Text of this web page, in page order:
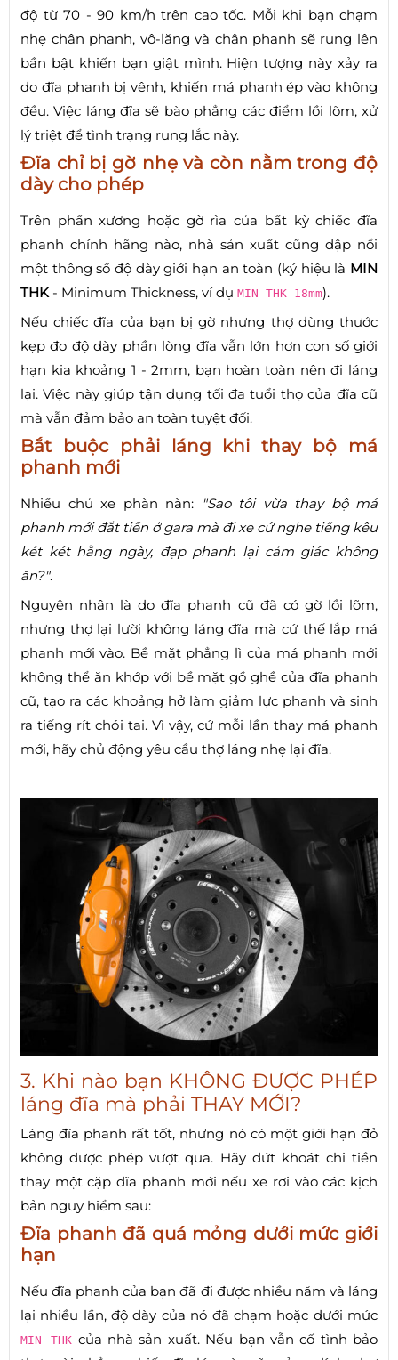
độ từ 70 - 90 km/h trên cao tốc. Mỗi khi bạn chạm
nhẹ chân phanh, vô-lăng và chân phanh sẽ rung lên
bần bật khiến bạn giật mình. Hiện tượng này xảy ra
do đĩa phanh bị vênh, khiến má phanh ép vào không
đều. Việc láng đĩa sẽ bào phẳng các điểm lồi lõm, xử
lý triệt để tình trạng rung lắc này.
Đĩa chỉ bị gờ nhẹ và còn nằm trong độ
dày cho phép
Trên phần xương hoặc gờ rìa của bất kỳ chiếc đĩa
phanh chính hãng nào, nhà sản xuất cũng dập nổi
một thông số độ dày giới hạn an toàn (ký hiệu là MIN
THK- Minimum Thickness, ví dụ MIN THK 18mm).
Nếu chiếc đĩa của bạn bị gờ nhưng thợ dùng thước
kẹp đo độ dày phần lòng đĩa vẫn lớn hơn con số giới
hạn kia khoảng 1 - 2mm, bạn hoàn toàn nên đi láng
lại. Việc này giúp tận dụng tối đa tuổi thọ của đĩa cũ
mà vẫn đảm bảo an toàn tuyệt đối.
Bắt buộc phải láng khi thay bộ má
phanh mới
Nhiều chủ xe phàn nàn:
"Sao tôi vừa thay bộ má
phanh mới đắt tiền ở gara mà đi xe cứ nghe tiếng kêu
két két hằng ngày, đạp phanh lại cảm giác không
ăn?".
Nguyên nhân là do đĩa phanh cũ đã có gờ lồi lõm,
nhưng thợ lại lười không láng đĩa mà cứ thế lắp má
phanh mới vào. Bề mặt phẳng lì của má phanh mới
không thể ăn khớp với bề mặt gồ ghề của đĩa phanh
cũ, tạo ra các khoảng hở làm giảm lực phanh và sinh
ra tiếng rít chói tai. Vì vậy, cứ mỗi lần thay má phanh
mới, hãy chủ động yêu cầu thợ láng nhẹ lại đĩa.
3. Khi nào bạn KHÔNG ĐƯỢC PHÉP
láng đĩa mà phải THAY MỚI?
Láng đĩa phanh rất tốt, nhưng nó có một giới hạn đỏ
không được phép vượt qua. Hãy dứt khoát chi tiền
thay một cặp đĩa phanh mới nếu xe rơi vào các kịch
bản nguy hiểm sau:
Đĩa phanh đã quá mỏng dưới mức giới
hạn
Nếu đĩa phanh của bạn đã đi được nhiều năm và láng
lại nhiều lần, độ dày của nó đã chạm hoặc dưới mức
MIN THK của nhà sản xuất. Nếu bạn vẫn cố tình bảo